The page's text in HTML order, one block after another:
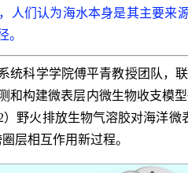
人们认为海水本身是其主要来
。
统科学学院傅平青教授团队，
和构建微表层内微生物收支模
）野火排放生物气溶胶对海洋
层相互作用新过程。